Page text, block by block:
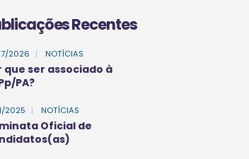
Recentes
2026 | NOTÍCIAS
que ser associado à
PA?
2025 | NOTÍCIAS
Oficial de